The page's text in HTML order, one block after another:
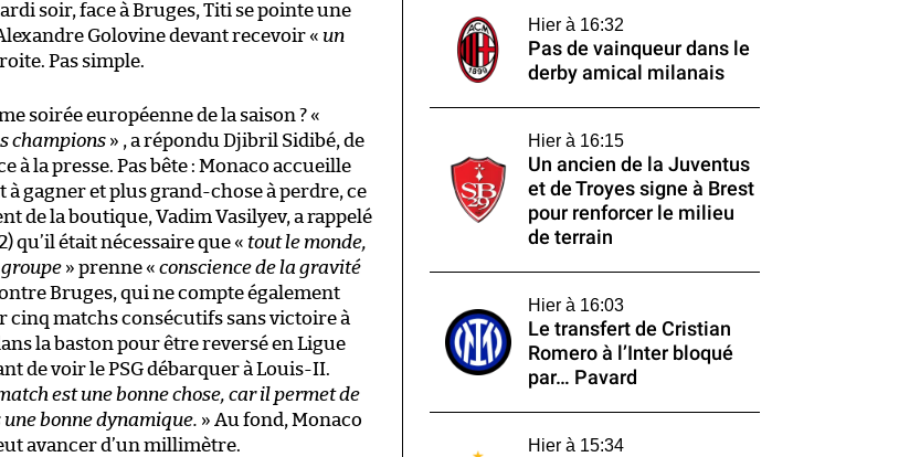
soir, face à Bruges, Titi se pointe une
Golovine devant recevoir « un
Pas simple.
soirée européenne de la saison ? «
champions » , a répondu Djibril Sidibé, de
la presse. Pas bête : Monaco accueille
à gagner et plus grand-chose à perdre, ce
de la boutique, Vadim Vasilyev, a rappelé
qu’il était nécessaire que « tout le monde,
» prenne « conscience de la gravité
Bruges, qui ne compte également
cinq matchs consécutifs sans victoire à
la baston pour être reversé en Ligue
de voir le PSG débarquer à Louis-II.
est une bonne chose, car il permet de
bonne dynamique. » Au fond, Monaco
avancer d’un millimètre.
Hier à 16:32
Pas de vainqueur dans le
derby amical milanais
Hier à 16:15
Un ancien de la Juventus
et de Troyes signe à Brest
pour renforcer le milieu
de terrain
Hier à 16:03
Le transfert de Cristian
Romero à l’Inter bloqué
par… Pavard
Hier à 15:34